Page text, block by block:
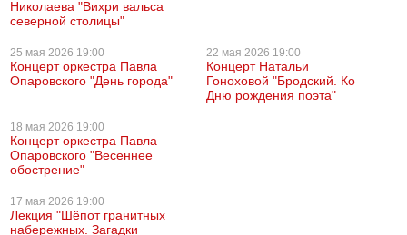
Николаева "Вихри вальса
северной столицы"
25 мая 2026 19:00
Концерт оркестра Павла
Опаровского "День города"
22 мая 2026 19:00
Концерт Натальи
Гоноховой "Бродский. Ко
Дню рождения поэта"
18 мая 2026 19:00
Концерт оркестра Павла
Опаровского "Весеннее
обострение"
17 мая 2026 19:00
Лекция "Шёпот гранитных
набережных. Загадки